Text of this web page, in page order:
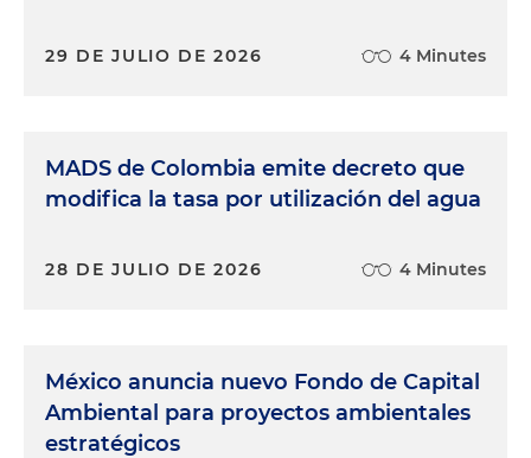
29 DE JULIO DE 2026 4 Minutes
MADS de Colombia emite decreto que
modifica la tasa por utilización del agua
28 DE JULIO DE 2026 4 Minutes
México anuncia nuevo Fondo de Capital
Ambiental para proyectos ambientales
estratégicos